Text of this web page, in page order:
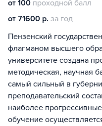
от 100 проходной балл
от 71600 р. за год
Пензенский
флагманом высшего
университете создана
методическая, научная
самый сильный в
преподавательский
наиболее
обучение